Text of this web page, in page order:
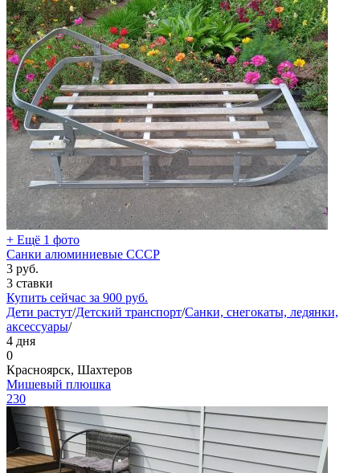
+ Ещё 1 фото
Санки алюминиевые СССР
3 руб.
3 ставки
Купить сейчас за 900 руб.
Дети растут/Детский транспорт/Санки, снегокаты, ледянки,
аксессуары/
4 дня
0
Красноярск, Шахтеров
Мишевый плюшка
230